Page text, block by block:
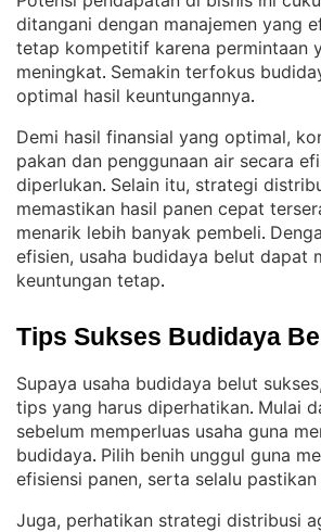
ditangani dengan manajemen yang
tetap kompetitif karena permintaan
meningkat. Semakin terfokus
optimal hasil keuntungannya.
Demi hasil finansial yang optimal,
pakan dan penggunaan air secara
diperlukan. Selain itu, strategi
memastikan hasil panen cepat
menarik lebih banyak pembeli.
efisien, usaha budidaya belut dapat
keuntungan tetap.
Tips Sukses Budidaya
Supaya usaha budidaya belut
tips yang harus diperhatikan. Mulai
sebelum memperluas usaha guna
budidaya. Pilih benih unggul guna
efisiensi panen, serta selalu
Juga, perhatikan strategi distribusi